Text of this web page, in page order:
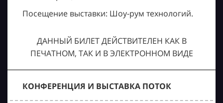
Посещение выставки: Шоу-рум технологий.
ДАННЫЙ БИЛЕТ ДЕЙСТВИТЕЛЕН КАК В
ПЕЧАТНОМ, ТАК И В ЭЛЕКТРОННОМ ВИДЕ
КОНФЕРЕНЦИЯ И ВЫСТАВКА ПОТОК